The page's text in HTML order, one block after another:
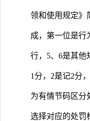
领和使用规定》
成，第一位是行
行，5、6是其他
1分，2是记2分
为有情节码区分
选择对应的处罚